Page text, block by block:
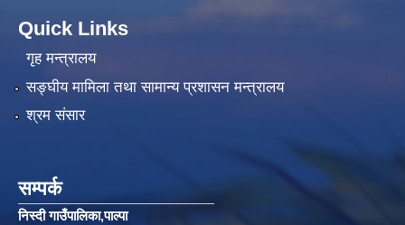
Quick Links
गृह मन्त्रालय
सङ्‍घीय मामिला तथा सामान्य प्रशासन मन्त्रालय
श्रम संसार
सम्पर्क
निस्दी गाउँपालिका‚पाल्पा